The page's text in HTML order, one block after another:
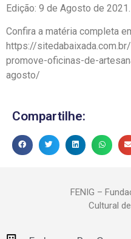
Edição: 9 de Agosto de 2021.
Confira a matéria completa
https://
promove-oficinas-de-
agosto/
Compartilhe:
FENIG –
Cultural